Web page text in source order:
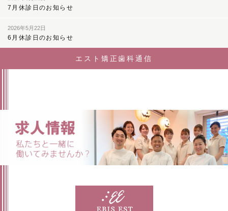
7月休診日のお知らせ
2026年5月22日
6月休診日のお知らせ
エスト矯正歯科通信